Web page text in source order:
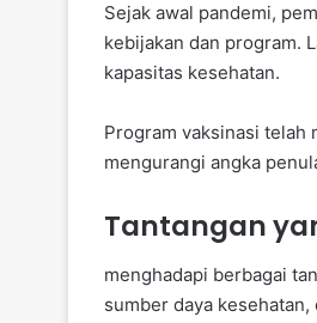
Sejak awal pandemi,
kebijakan dan program.
kapasitas kesehatan.
Program vaksinasi telah
mengurangi angka
Tantangan
menghadapi berbagai
sumber daya